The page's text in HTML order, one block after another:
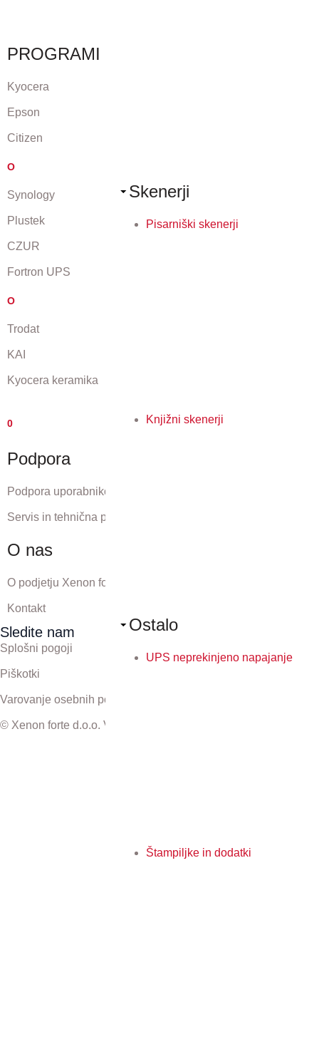
Skenerji
Pisarniški skenerji
Knjižni skenerji
Ostalo
UPS neprekinjeno napajanje
Štampiljke in dodatki
PROGRAMI
Kyocera
Epson
Citizen
O
Synology
Plustek
CZUR
Fortron UPS
O
Trodat
KAI
Kyocera keramika
0
Podpora
Podpora uporabnikom
Servis in tehnična podpora
O nas
O podjetju Xenon forte
Kontakt
Sledite nam
Splošni pogoji
Piškotki
Varovanje osebnih podatkov
© Xenon forte d.o.o. Vse pravice pridržane.